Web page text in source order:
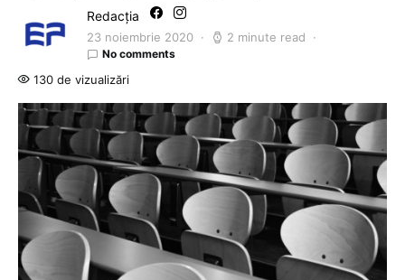
Redacția
23 noiembrie 2020 2 minute read
No comments
130 de vizualizări